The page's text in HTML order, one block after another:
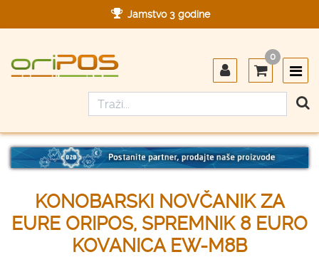
Jamstvo 3 godine
Designed in Germany
Made in Germany
0
KONOBARSKI NOVČANIK ZA
EURE ORIPOS, SPREMNIK 8 EURO
KOVANICA EW-M8B